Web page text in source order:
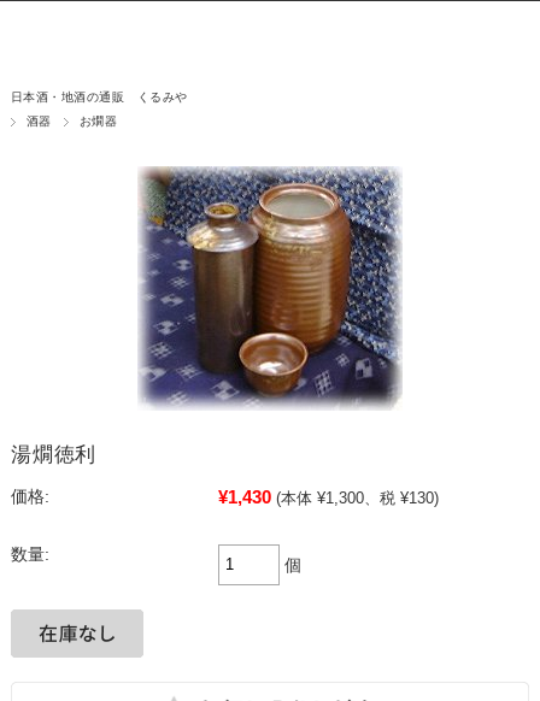
日本酒・地酒の通販 くるみや
酒器
お燗器
湯燗徳利
価格: ¥1,430 (本体 ¥1,300、税 ¥130)
数量:
個